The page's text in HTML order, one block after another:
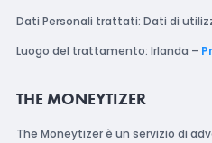
Dati Personali trattati: Dati di
Luogo del trattamento: Irlanda –
THE MONEYTIZER
The Moneytizer è un servizio di